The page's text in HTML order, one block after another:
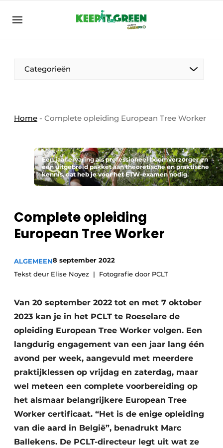
NL ENG FR
Categorieën
Home - Complete opleiding European Tree Worker
Een jaar ervaring als professioneel boomverzorger en
een uitgebreid pakket aan theoretische en praktische
kennis, dat heb je voor het ETW-examen nodig.
Complete opleiding
European Tree Worker
ALGEMEEN8 september 2022
Tekst deur Elise Noyez
Fotografie door PCLT
Van 20 september 2022 tot en met 7 oktober
2023 kan je in het PCLT te Roeselare de
opleiding European Tree Worker volgen. Een
langdurig engagement van een jaar lang één
avond per week, aangevuld met meerdere
praktijklessen op vrijdag en zaterdag, maar
wel meteen een complete voorbereiding op
het alsmaar belangrijkere European Tree
Worker certificaat. “Het is de enige opleiding
van die aard in België”, benadrukt Marc
Ballekens. De PCLT-directeur legt uit wat ze